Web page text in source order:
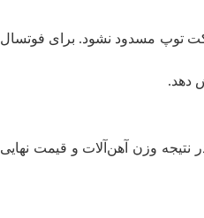
توپ مسدود نشود. برای فوتسال
دهد.
نتیجه وزن آهن‌آلات و قیمت نهایی